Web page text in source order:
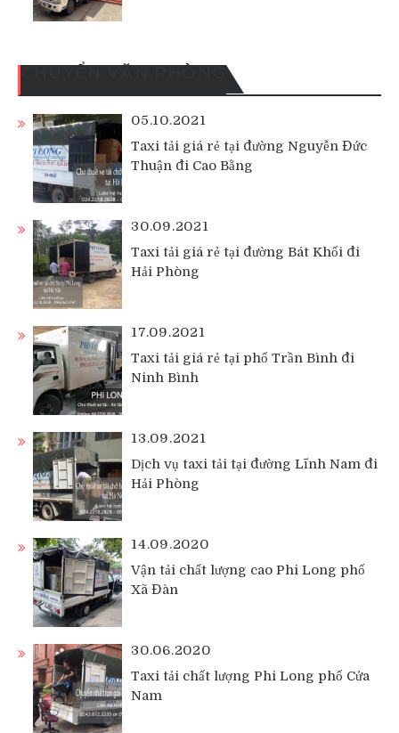
05.10.2021
Taxi tải giá rẻ tại đường Nguyễn Đức
Thuận đi Cao Bằng
30.09.2021
Taxi tải giá rẻ tại đường Bát Khối đi
Hải Phòng
17.09.2021
Taxi tải giá rẻ tại phố Trần Bình đi
Ninh Bình
13.09.2021
Dịch vụ taxi tải tại đường Lĩnh Nam đi
Hải Phòng
14.09.2020
Vận tải chất lượng cao Phi Long phố
Xã Đàn
30.06.2020
Taxi tải chất lượng Phi Long phố Cửa
Nam